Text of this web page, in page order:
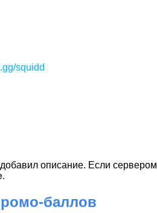
squidd
описание. Если сервером
.
баллов